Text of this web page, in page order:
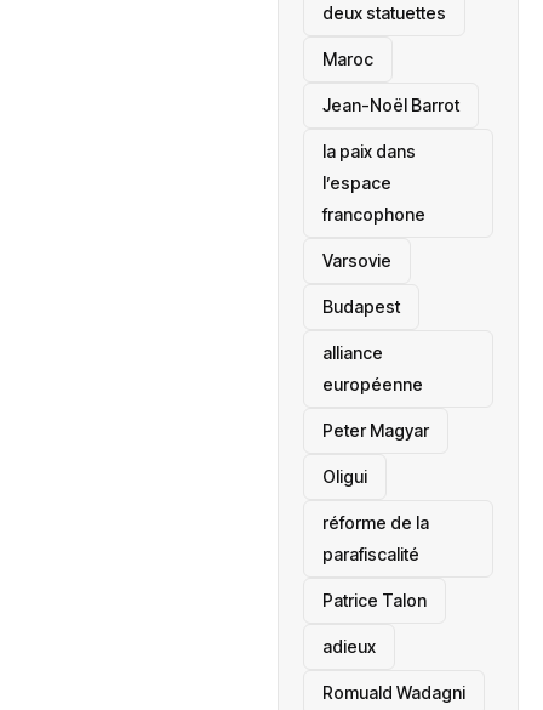
deux statuettes
Maroc
Jean-Noël Barrot
la paix dans
l’espace
francophone
‎Varsovie
Budapest
alliance
européenne
Peter Magyar
Oligui
réforme de la
parafiscalité
Patrice Talon
adieux
Romuald Wadagni